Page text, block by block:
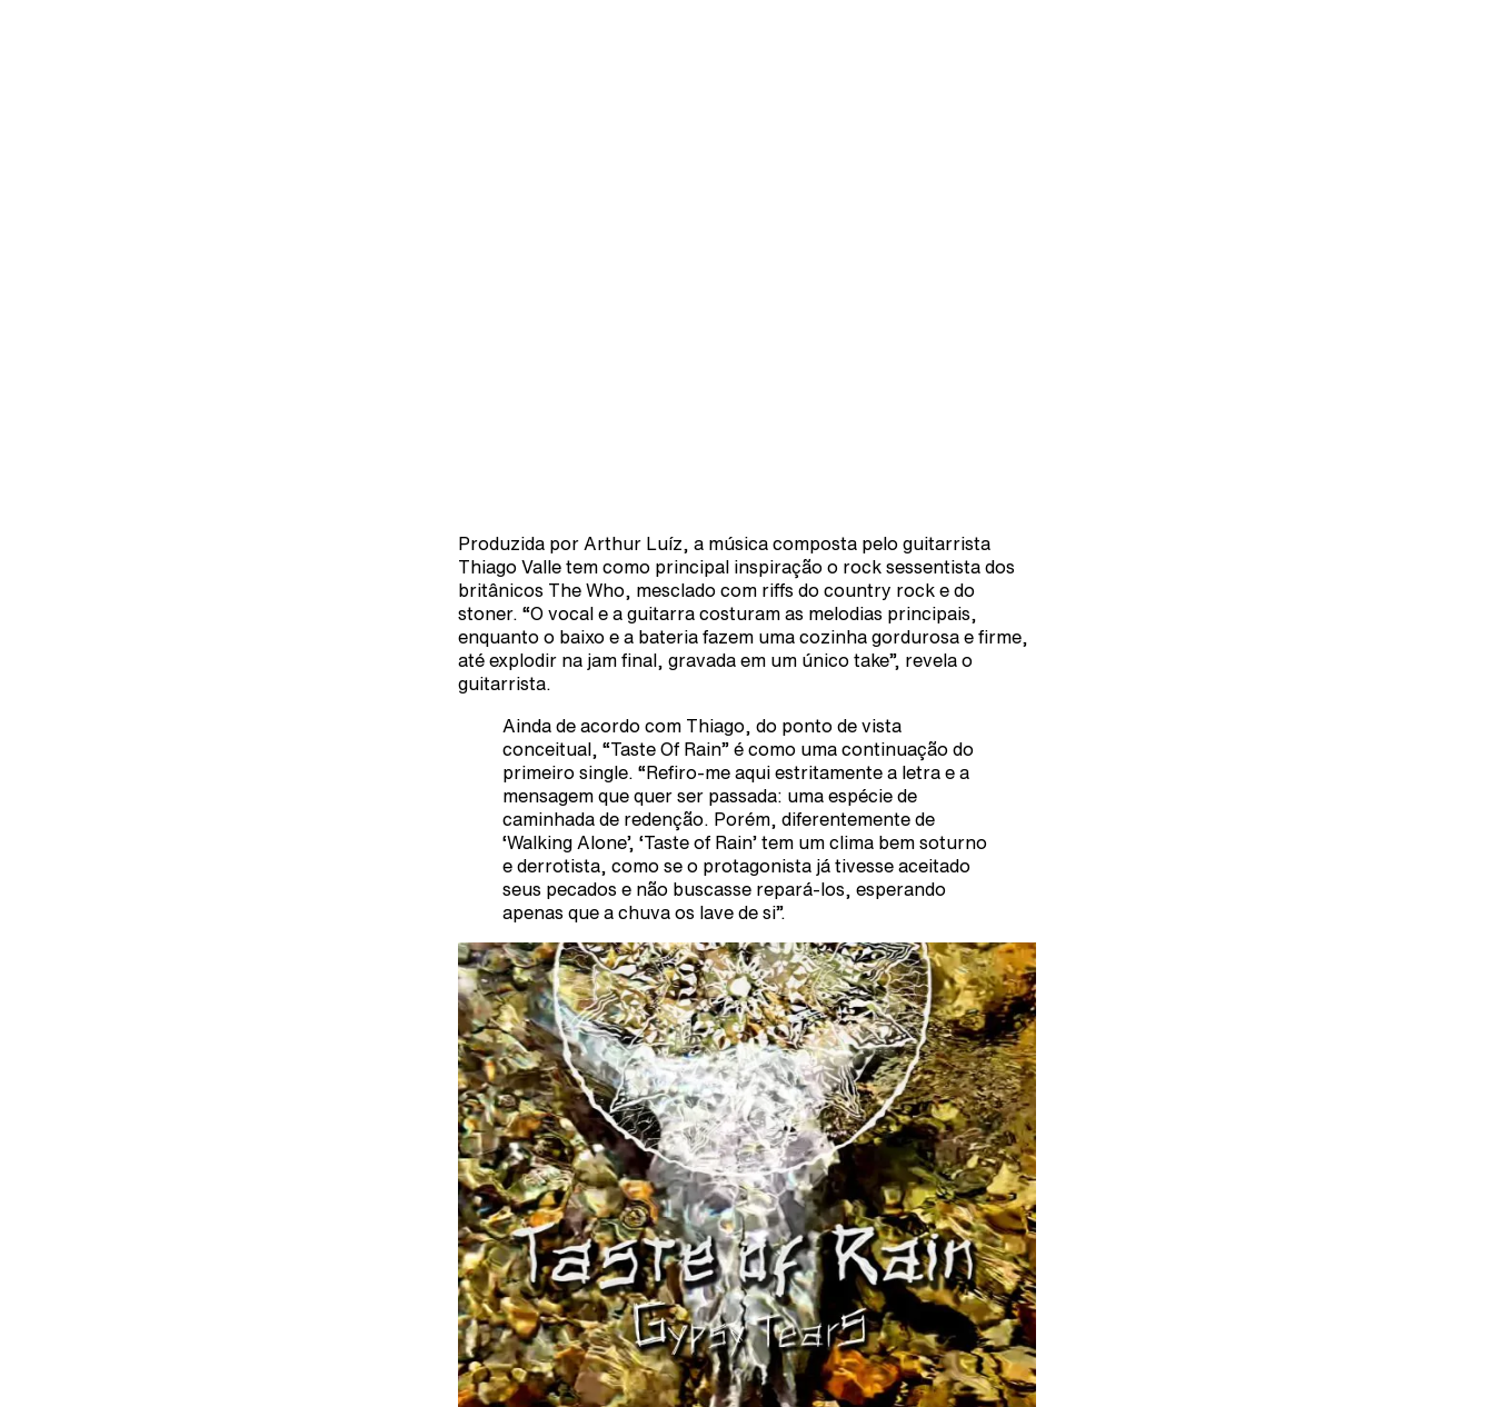
Produzida por Arthur Luíz, a música composta pelo guitarrista
Thiago Valle tem como principal inspiração o rock sessentista dos
britânicos The Who, mesclado com riffs do country rock e do
stoner. “O vocal e a guitarra costuram as melodias principais,
enquanto o baixo e a bateria fazem uma cozinha gordurosa e firme,
até explodir na jam final, gravada em um único take”, revela o
guitarrista.
Ainda de acordo com Thiago, do ponto de vista
conceitual, “Taste Of Rain” é como uma continuação do
primeiro single. “Refiro-me aqui estritamente a letra e a
mensagem que quer ser passada: uma espécie de
caminhada de redenção. Porém, diferentemente de
‘Walking Alone’, ‘Taste of Rain’ tem um clima bem soturno
e derrotista, como se o protagonista já tivesse aceitado
seus pecados e não buscasse repará-los, esperando
apenas que a chuva os lave de si”.